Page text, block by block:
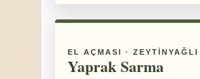
EL AÇMASI · ZEYTINYAĞLI
Yaprak Sarma